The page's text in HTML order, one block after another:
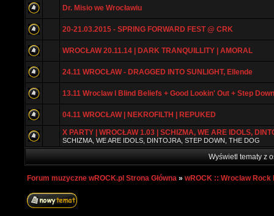
Dr. Misio we Wrocławiu
20-21.03.2015 - SPRING FORWARD FEST @ CRK
WROCŁAW 20.11.14 | DARK TRANQUILLITY | AMORAL
24.11 WROCŁAW - DRAGGED INTO SUNLIGHT, Ellende
13.11 Wroclaw l Blind Beliefs + Good Lookin' Out + Step Down
04.11 WROCŁAW | NEKROFILTH | REPUKED
X PARTY | WROCŁAW 1.03 | SCHIZMA, WE ARE IDOLS,
SCHIZMA, WE ARE IDOLS, DINTOJRA, STEP DOWN, THE DOG
Wyświetl tematy z
Forum muzyczne wROCK.pl Strona Główna » wROCK :: Wroclaw Rock